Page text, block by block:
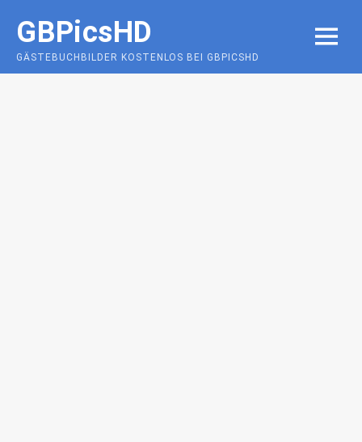
content
GBPicsHD
GÄSTEBUCHBILDER KOSTENLOS BEI GBPICSHD
MENU